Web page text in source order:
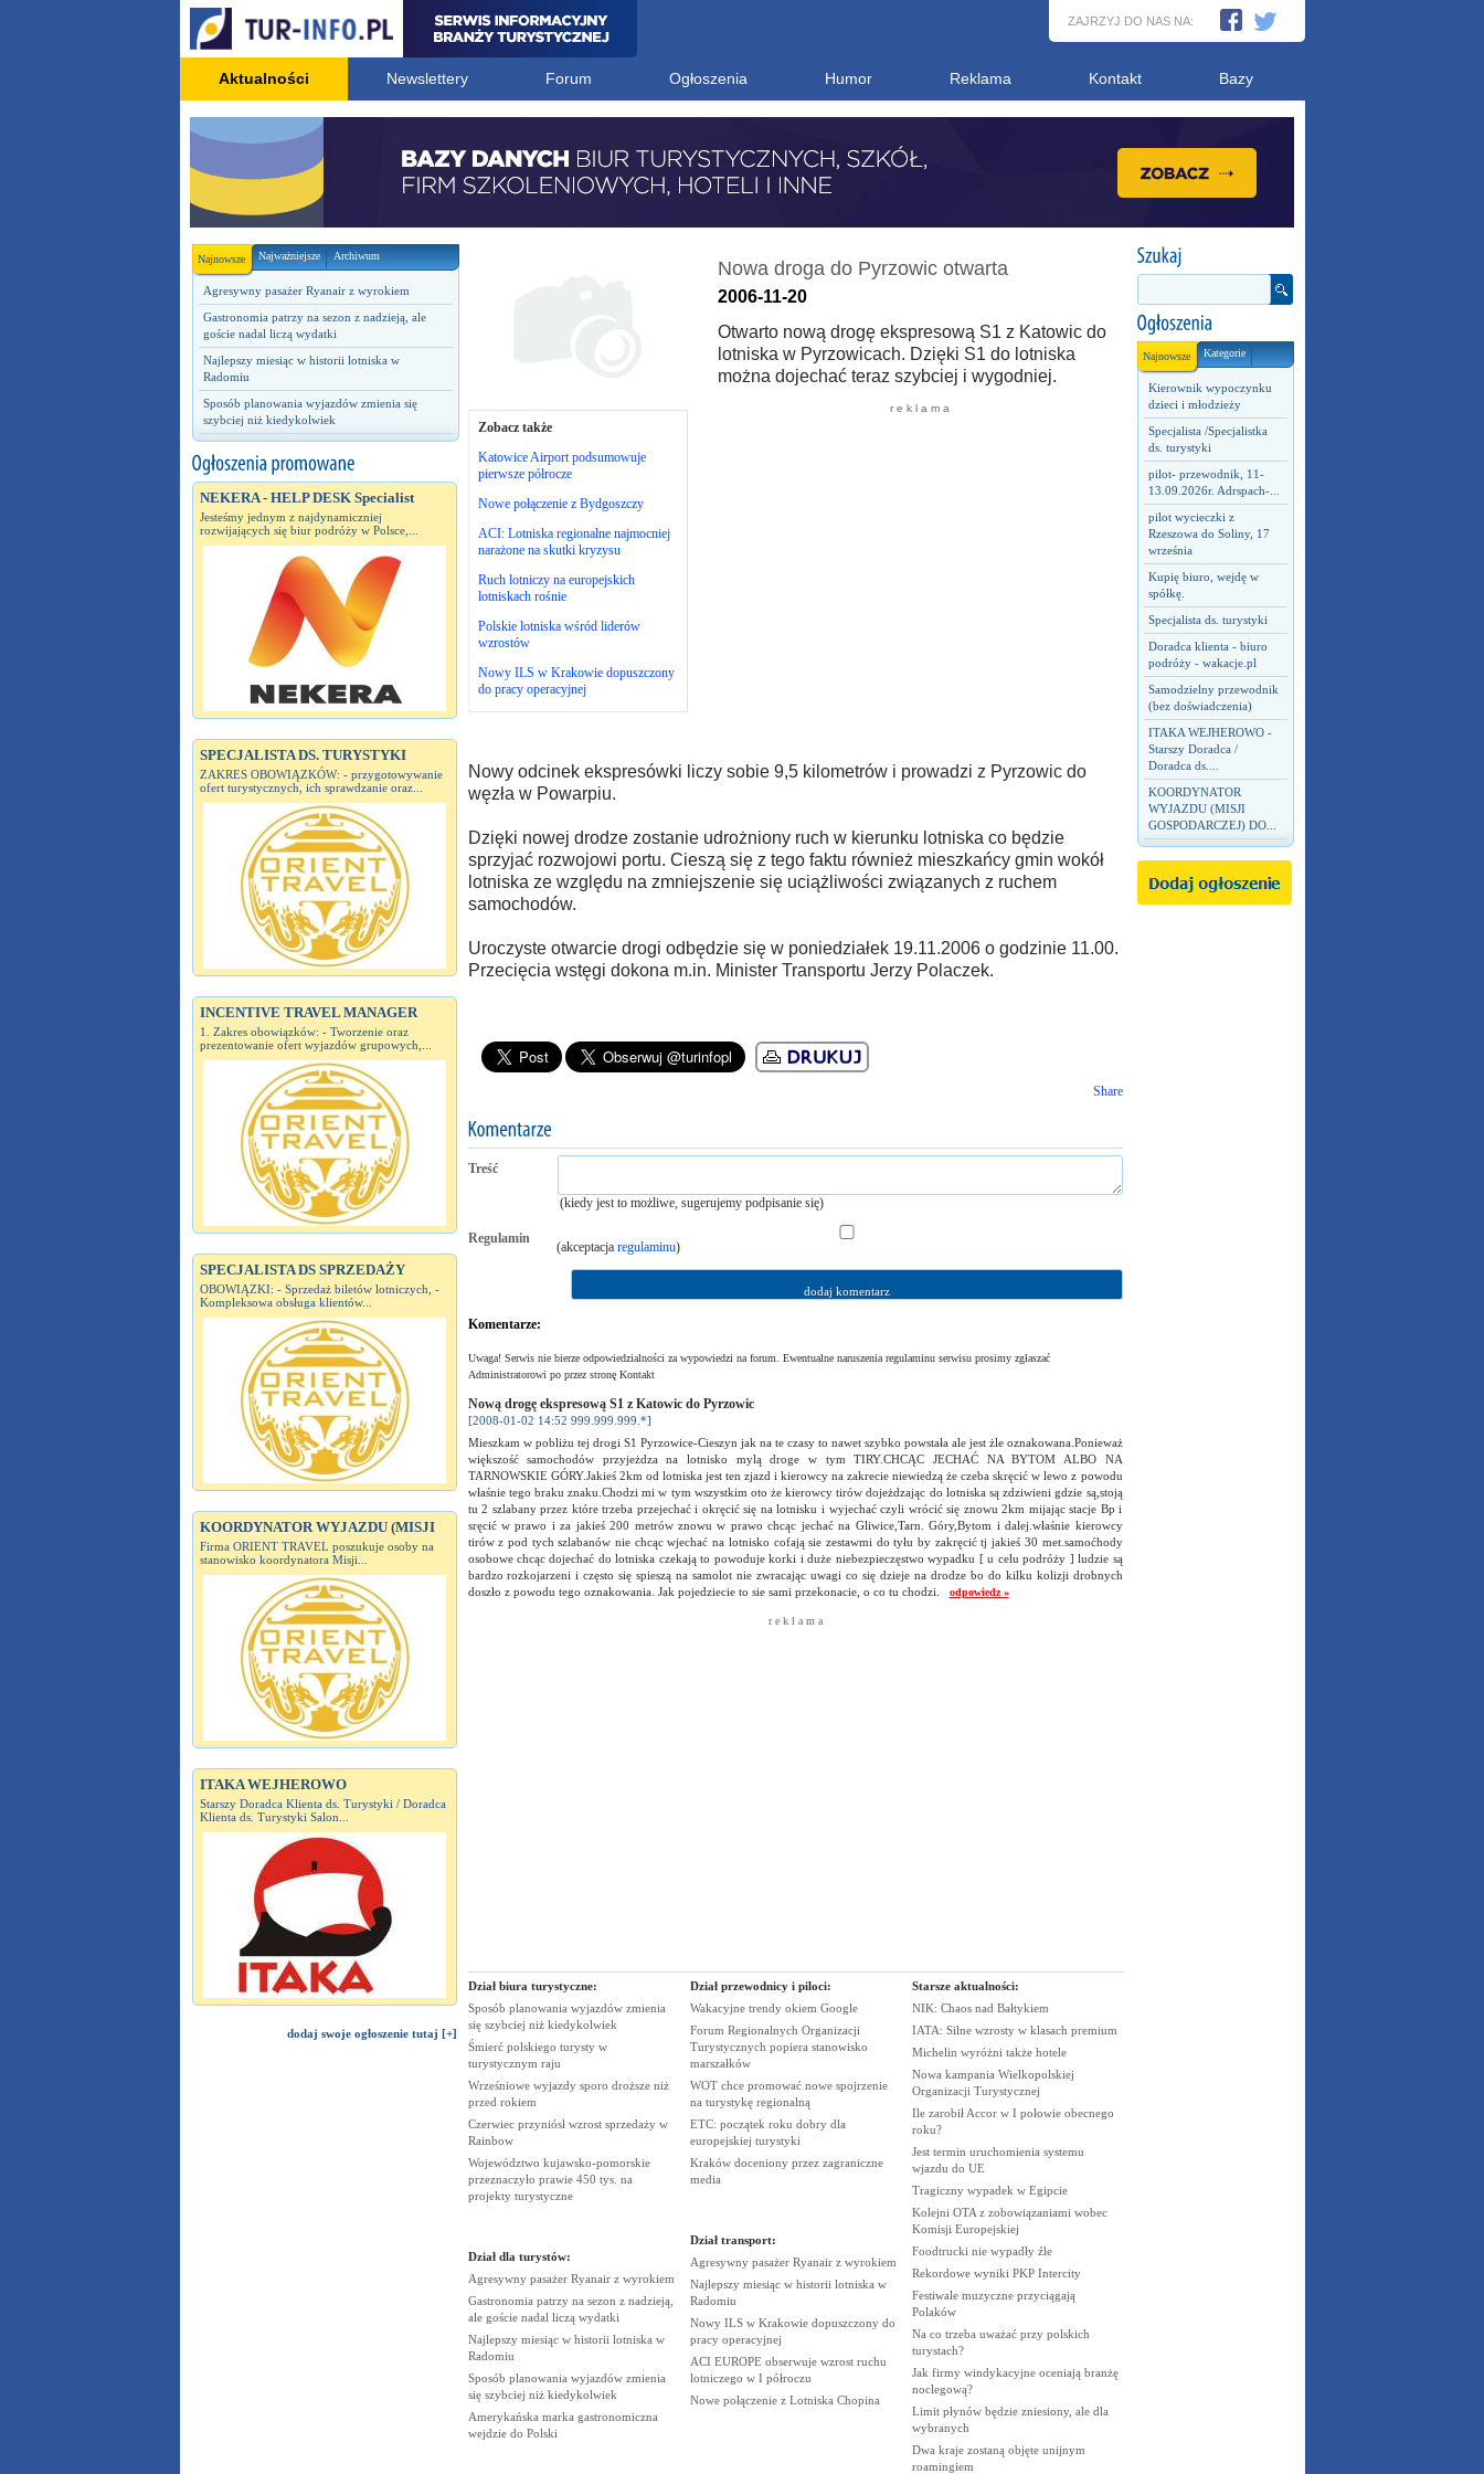
ZAJRZYJ DO NAS NA:
Aktualności Newslettery Forum Ogłoszenia Humor Reklama Kontakt Bazy
Najnowsze Najważniejsze Archiwum
Agresywny pasażer Ryanair z wyrokiem
Gastronomia patrzy na sezon z nadzieją, ale
goście nadal liczą wydatki
Najlepszy miesiąc w historii lotniska w
Radomiu
Sposób planowania wyjazdów zmienia się
szybciej niż kiedykolwiek
NEKERA - HELP DESK Specialist
Jesteśmy jednym z najdynamiczniej
rozwijających się biur podróży w Polsce,...
SPECJALISTA DS. TURYSTYKI
ZAKRES OBOWIĄZKÓW: - przygotowywanie
ofert turystycznych, ich sprawdzanie oraz...
INCENTIVE TRAVEL MANAGER
1. Zakres obowiązków: - Tworzenie oraz
prezentowanie ofert wyjazdów grupowych,...
SPECJALISTA DS SPRZEDAŻY
OBOWIĄZKI: - Sprzedaż biletów lotniczych, -
Kompleksowa obsługa klientów...
KOORDYNATOR WYJAZDU (MISJI
Firma ORIENT TRAVEL poszukuje osoby na
stanowisko koordynatora Misji...
ITAKA WEJHEROWO
Starszy Doradca Klienta ds. Turystyki / Doradca
Klienta ds. Turystyki Salon...
dodaj swoje ogłoszenie tutaj [+]
Najnowsze Kategorie
Kierownik wypoczynku
dzieci i młodzieży
Specjalista /Specjalistka
ds. turystyki
pilot- przewodnik, 11-
13.09.2026r. Adrspach-...
pilot wycieczki z
Rzeszowa do Soliny, 17
września
Kupię biuro, wejdę w
spółkę.
Specjalista ds. turystyki
Doradca klienta - biuro
podróży - wakacje.pl
Samodzielny przewodnik
(bez doświadczenia)
ITAKA WEJHEROWO -
Starszy Doradca /
Doradca ds....
KOORDYNATOR
WYJAZDU (MISJI
GOSPODARCZEJ) DO...
Zobacz także
Katowice Airport podsumowuje
pierwsze półrocze
Nowe połączenie z Bydgoszczy
ACI: Lotniska regionalne najmocniej
narażone na skutki kryzysu
Ruch lotniczy na europejskich
lotniskach rośnie
Polskie lotniska wśród liderów
wzrostów
Nowy ILS w Krakowie dopuszczony
do pracy operacyjnej
Nowa droga do Pyrzowic otwarta
2006-11-20
Otwarto nową drogę ekspresową S1 z Katowic do
lotniska w Pyrzowicach. Dzięki S1 do lotniska
można dojechać teraz szybciej i wygodniej.
r e k l a m a
Nowy odcinek ekspresówki liczy sobie 9,5 kilometrów i prowadzi z Pyrzowic do
węzła w Powarpiu.
Dzięki nowej drodze zostanie udrożniony ruch w kierunku lotniska co będzie
sprzyjać rozwojowi portu. Cieszą się z tego faktu również mieszkańcy gmin wokół
lotniska ze względu na zmniejszenie się uciążliwości związanych z ruchem
samochodów.
Uroczyste otwarcie drogi odbędzie się w poniedziałek 19.11.2006 o godzinie 11.00.
Przecięcia wstęgi dokona m.in. Minister Transportu Jerzy Polaczek.
Share
Treść
(kiedy jest to możliwe, sugerujemy podpisanie się)
Regulamin
(akceptacja regulaminu)
Komentarze:
Uwaga! Serwis nie bierze odpowiedzialności za wypowiedzi na forum. Ewentualne naruszenia regulaminu serwisu prosimy zgłaszać
Administratorowi po przez stronę Kontakt
Nową drogę ekspresową S1 z Katowic do Pyrzowic
[2008-01-02 14:52 999.999.999.*]
Mieszkam w pobliżu tej drogi S1 Pyrzowice-Cieszyn jak na te czasy to nawet szybko powstała ale jest żle oznakowana.Ponieważ
większość samochodów przyjeżdza na lotnisko mylą droge w tym TIRY.CHCĄC JECHAĆ NA BYTOM ALBO NA
TARNOWSKIE GÓRY.Jakieś 2km od lotniska jest ten zjazd i kierowcy na zakrecie niewiedzą że czeba skręcić w lewo z powodu
właśnie tego braku znaku.Chodzi mi w tym wszystkim oto że kierowcy tirów dojeżdzając do lotniska są zdziwieni gdzie są,stoją
tu 2 szlabany przez które trzeba przejechać i okręcić się na lotnisku i wyjechać czyli wrócić się znowu 2km mijając stacje Bp i
sręcić w prawo i za jakieś 200 metrów znowu w prawo chcąc jechać na Gliwice,Tarn. Góry,Bytom i dalej.właśnie kierowcy
tirów z pod tych szlabanów nie chcąc wjechać na lotnisko cofają sie zestawmi do tyłu by zakręcić tj jakieś 30 met.samoćhody
osobowe chcąc dojechać do lotniska czekają to powoduje korki i duże niebezpieczęstwo wypadku [ u celu podróży ] ludzie są
bardzo rozkojarzeni i często się spieszą na samolot nie zwracając uwagi co się dzieje na drodze bo do kilku kolizji drobnych
doszło z powodu tego oznakowania. Jak pojedziecie to sie sami przekonacie, o co tu chodzi. odpowiedz »
r e k l a m a
Dział biura turystyczne:
Sposób planowania wyjazdów zmienia
się szybciej niż kiedykolwiek
Śmierć polskiego turysty w
turystycznym raju
Wrześniowe wyjazdy sporo droższe niż
przed rokiem
Czerwiec przyniósł wzrost sprzedaży w
Rainbow
Województwo kujawsko-pomorskie
przeznaczyło prawie 450 tys. na
projekty turystyczne
Dział dla turystów:
Agresywny pasażer Ryanair z wyrokiem
Gastronomia patrzy na sezon z nadzieją,
ale goście nadal liczą wydatki
Najlepszy miesiąc w historii lotniska w
Radomiu
Sposób planowania wyjazdów zmienia
się szybciej niż kiedykolwiek
Amerykańska marka gastronomiczna
wejdzie do Polski
Dział przewodnicy i piloci:
Wakacyjne trendy okiem Google
Forum Regionalnych Organizacji
Turystycznych popiera stanowisko
marszałków
WOT chce promować nowe spojrzenie
na turystykę regionalną
ETC: początek roku dobry dla
europejskiej turystyki
Kraków doceniony przez zagraniczne
media
Dział transport:
Agresywny pasażer Ryanair z wyrokiem
Najlepszy miesiąc w historii lotniska w
Radomiu
Nowy ILS w Krakowie dopuszczony do
pracy operacyjnej
ACI EUROPE obserwuje wzrost ruchu
lotniczego w I półroczu
Nowe połączenie z Lotniska Chopina
Starsze aktualności:
NIK: Chaos nad Bałtykiem
IATA: Silne wzrosty w klasach premium
Michelin wyróżni także hotele
Nowa kampania Wielkopolskiej
Organizacji Turystycznej
Ile zarobił Accor w I połowie obecnego
roku?
Jest termin uruchomienia systemu
wjazdu do UE
Tragiczny wypadek w Egipcie
Kolejni OTA z zobowiązaniami wobec
Komisji Europejskiej
Foodtrucki nie wypadły źle
Rekordowe wyniki PKP Intercity
Festiwale muzyczne przyciągają
Polaków
Na co trzeba uważać przy polskich
turystach?
Jak firmy windykacyjne oceniają branżę
noclegową?
Limit płynów będzie zniesiony, ale dla
wybranych
Dwa kraje zostaną objęte unijnym
roamingiem